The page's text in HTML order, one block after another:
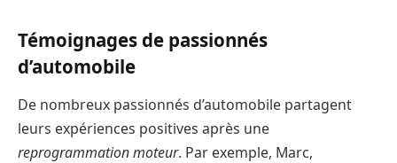
Témoignages de passionnés
d’automobile
De nombreux passionnés d’automobile partagent
leurs expériences positives après une
reprogrammation moteur. Par exemple, Marc,